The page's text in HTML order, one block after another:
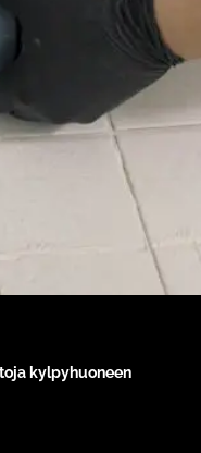
kylpyhuoneen